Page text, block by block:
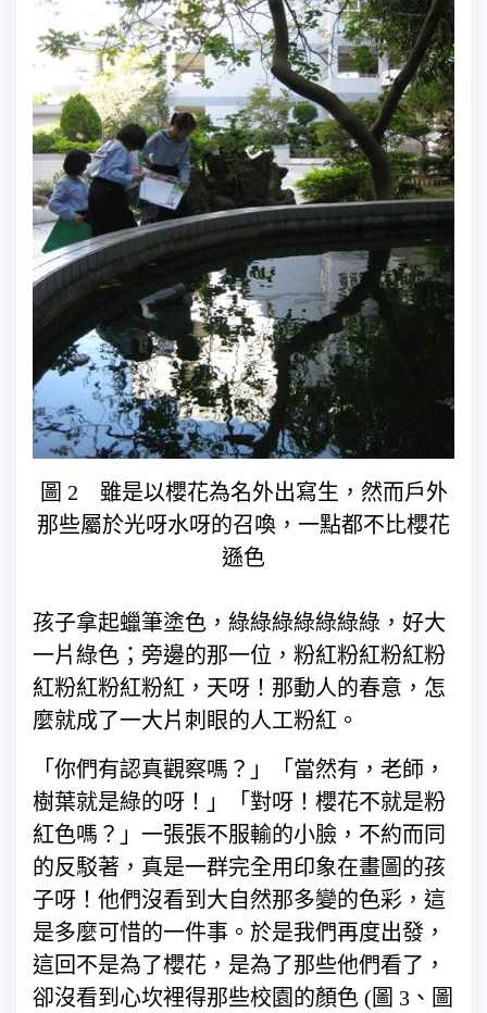
圖 2 雖是以櫻花為名外出寫生，然而戶外
那些屬於光呀水呀的召喚，一點都不比櫻花
遜色
孩子拿起蠟筆塗色，綠綠綠綠綠綠綠，好大
一片綠色；旁邊的那一位，粉紅粉紅粉紅粉
紅粉紅粉紅粉紅，天呀！那動人的春意，怎
麼就成了一大片刺眼的人工粉紅。
「你們有認真觀察嗎？」「當然有，老師，
樹葉就是綠的呀！」「對呀！櫻花不就是粉
紅色嗎？」一張張不服輸的小臉，不約而同
的反駁著，真是一群完全用印象在畫圖的孩
子呀！他們沒看到大自然那多變的色彩，這
是多麼可惜的一件事。於是我們再度出發，
這回不是為了櫻花，是為了那些他們看了，
卻沒看到心坎裡得那些校園的顏色 (圖 3、圖